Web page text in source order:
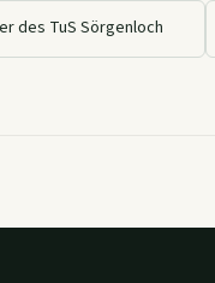
des TuS Sörgenloch